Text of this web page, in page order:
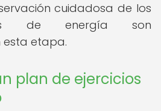
cuidadosa de los
de energía son
esta etapa.
plan de ejercicios